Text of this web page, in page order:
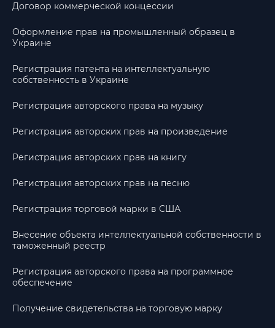
Договор коммерческой концессии
Оформление прав на промышленный образец в
Украине
Регистрация патента на интеллектуальную
собственность в Украине
Регистрация авторского права на музыку
Регистрация авторских прав на произведение
Регистрация авторских прав на книгу
Регистрация авторских прав на песню
Регистрация торговой марки в США
Внесение объекта интеллектуальной собственности в
таможенный реестр
Регистрация авторского права на программное
обеспечение
Получение свидетельства на торговую марку